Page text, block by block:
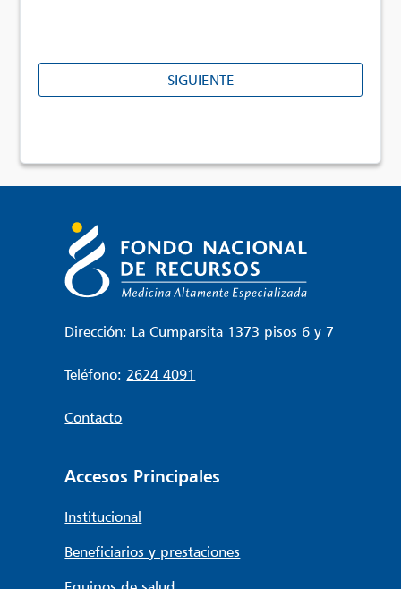
SIGUIENTE
Dirección: La Cumparsita 1373 pisos 6 y 7
Teléfono: 2624 4091
Contacto
Accesos Principales
Institucional
Beneficiarios y prestaciones